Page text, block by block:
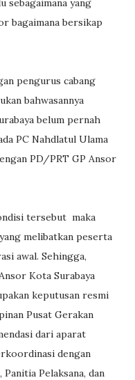
sebagaimana yang
bagaimana bersikap
pengurus cabang
bahwasannya
belum pernah
PC Nahdlatul Ulama
PD/PRT GP Ansor
tersebut maka
melibatkan peserta
awal. Sehingga,
Kota Surabaya
keputusan resmi
Pusat Gerakan
dari aparat
dengan
Pelaksana, dan